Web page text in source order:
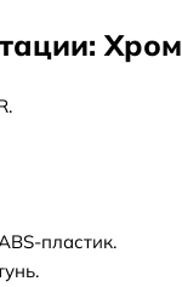
Хром
пластик.